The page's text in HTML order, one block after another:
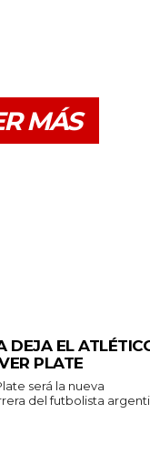
MÁS
DEJA EL
PLATE
será la nueva
del futbolista